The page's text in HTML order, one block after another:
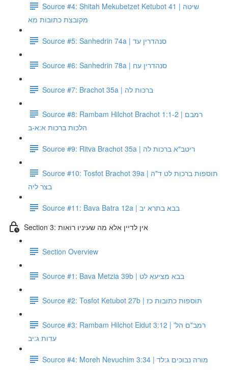
Source #4: Shitah Mekubetzet Ketubot 41 | שיטה
מקובצת כתובות מא
Source #5: Sanhedrin 74a | סנהדרין עד
Source #6: Sanhedrin 78a | סנהדרין עח
Source #7: Brachot 35a | ברכות לה
Source #8: Rambam Hilchot Brachot 1:1-2 | רמבם
הלכות ברכות א:א-ב
Source #9: Ritva Brachot 35a | ריטב"א ברכות לה
Source #10: Tosfot Brachot 39a | תוספות ברכות לט ד"ה
בצר ליה
Source #11: Bava Batra 12a | בבא בתרא יב
Section 3: אין לדיין אלא מה שעיניו רואות
Section Overview
Source #1: Bava Metzia 39b | בבא מציעא לט
Source #2: Tosfot Ketubot 27b | תוספות כתובות כז
Source #3: Rambam Hilchot Eidut 3:12 | רמב"ם הל'
עדות ג:יב
Source #4: Moreh Nevuchim 3:34 | מורה נבוכים ג:לד